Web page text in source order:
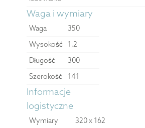
Waga i wymiary
Waga
350
Wysokość
1,2
Długość
300
Szerokość
141
Informacje
logistyczne
Wymiary
320 x 162